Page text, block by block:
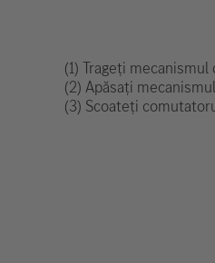
(1) Trageți
(2) Apăsați
(3) Scoateți